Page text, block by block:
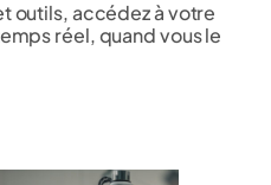
outils, accédez à votre
réel, quand vous le